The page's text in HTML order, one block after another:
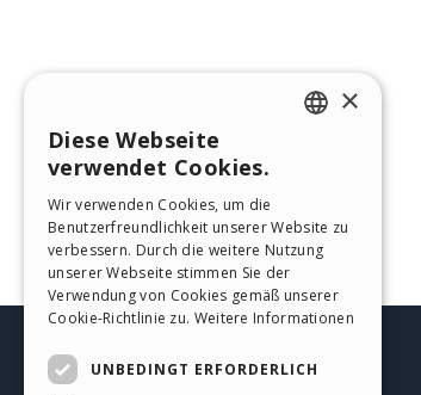
HELP CENTER
GERMAN
SPANISH
PORTUGUESE
×
Diese Webseite
verwendet Cookies.
Wir verwenden Cookies, um die
Benutzerfreundlichkeit unserer Website zu
verbessern. Durch die weitere Nutzung
unserer Webseite stimmen Sie der
Verwendung von Cookies gemäß unserer
Cookie-Richtlinie zu. Weitere Informationen
UNBEDINGT ERFORDERLICH